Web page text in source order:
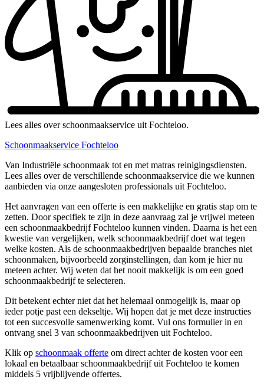
Lees alles over schoonmaakservice uit Fochteloo.
Schoonmaakservice Fochteloo
Van Industriële schoonmaak tot en met matras reinigingsdiensten.
Lees alles over de verschillende schoonmaakservice die we kunnen
aanbieden via onze aangesloten professionals uit Fochteloo.
Het aanvragen van een offerte is een makkelijke en gratis stap om te
zetten. Door specifiek te zijn in deze aanvraag zal je vrijwel meteen
een schoonmaakbedrijf Fochteloo kunnen vinden. Daarna is het een
kwestie van vergelijken, welk schoonmaakbedrijf doet wat tegen
welke kosten. Als de schoonmaakbedrijven bepaalde branches niet
schoonmaken, bijvoorbeeld zorginstellingen, dan kom je hier nu
meteen achter. Wij weten dat het nooit makkelijk is om een goed
schoonmaakbedrijf te selecteren.
Dit betekent echter niet dat het helemaal onmogelijk is, maar op
ieder potje past een dekseltje. Wij hopen dat je met deze instructies
tot een succesvolle samenwerking komt. Vul ons formulier in en
ontvang snel 3 van schoonmaakbedrijven uit Fochteloo.
Klik op schoonmaak offerte om direct achter de kosten voor een
lokaal en betaalbaar schoonmaakbedrijf uit Fochteloo te komen
middels 5 vrijblijvende offertes.